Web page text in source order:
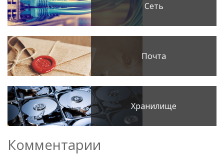
Сеть
Почта
Хранилище
Комментарии